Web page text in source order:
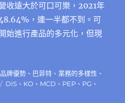
收遠大於可口可樂，2021年
，連一半都不到。可
始進行產品的多元化，但現
品牌優勢 、 巴菲特 、 業務的多樣性 、
標
DIS 、 KO 、 MCD 、 PEP 、 PG 、